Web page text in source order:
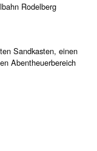
Rodelberg
Sandkasten, einen
Abentheuerbereich